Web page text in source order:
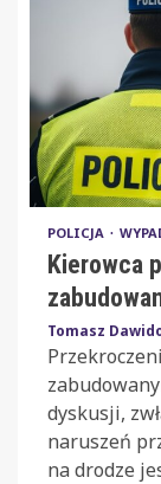
POLICJA
Kierowca
Tomasz
dyskusji,
naruszeń
na drodze